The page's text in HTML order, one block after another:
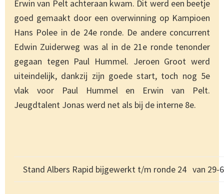
Erwin van Pelt achteraan kwam. Dit werd een beetje
goed gemaakt door een overwinning op Kampioen
Hans Polee in de 24e ronde. De andere concurrent
Edwin Zuiderweg was al in de 21e ronde tenonder
gegaan tegen Paul Hummel. Jeroen Groot werd
uiteindelijk, dankzij zijn goede start, toch nog 5e
vlak voor Paul Hummel en Erwin van Pelt.
Jeugdtalent Jonas werd net als bij de interne 8e.
Stand Albers Rapid bijgewerkt t/m ronde 24 van 29-